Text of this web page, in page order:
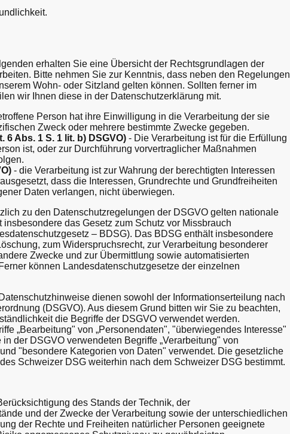
erhalten Sie eine Übersicht der Rechtsgrundlagen der
Bitte nehmen Sie zur Kenntnis, dass neben den Regelungen
Wohn- oder Sitzland gelten können. Sollten ferner im
wir Ihnen diese in der Datenschutzerklärung mit.
Person hat ihre Einwilligung in die Verarbeitung der sie
Zweck oder mehrere bestimmte Zwecke gegeben.
Abs. 1 S. 1 lit. b) DSGVO) - Die Verarbeitung ist für die Erfüllung
ist, oder zur Durchführung vorvertraglicher Maßnahmen
- die Verarbeitung ist zur Wahrung der berechtigten Interessen
dass die Interessen, Grundrechte und Grundfreiheiten
Daten verlangen, nicht überwiegen.
zu den Datenschutzregelungen der DSGVO gelten nationale
das Gesetz zum Schutz vor Missbrauch
– BDSG). Das BDSG enthält insbesondere
zum Widerspruchsrecht, zur Verarbeitung besonderer
Zwecke und zur Übermittlung sowie automatisierten
können Landesdatenschutzgesetze der einzelnen
dienen sowohl der Informationserteilung nach
(DSGVO). Aus diesem Grund bitten wir Sie zu beachten,
die Begriffe der DSGVO verwendet werden.
„Bearbeitung" von „Personendaten", "überwiegendes Interesse"
der DSGVO verwendeten Begriffe „Verarbeitung" von
"besondere Kategorien von Daten" verwendet. Die gesetzliche
Schweizer DSG weiterhin nach dem Schweizer DSG bestimmt.
des Stands der Technik, der
und der Zwecke der Verarbeitung sowie der unterschiedlichen
der Rechte und Freiheiten natürlicher Personen geeignete